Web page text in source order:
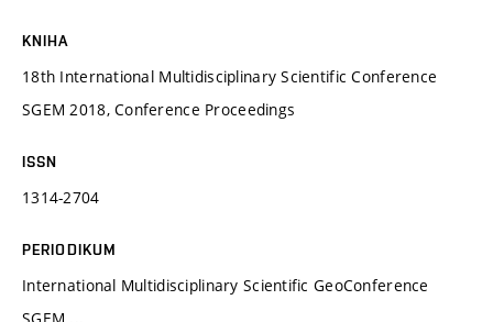
KNIHA
18th International Multidisciplinary Scientific Conference
SGEM 2018, Conference Proceedings
ISSN
1314-2704
PERIODIKUM
International Multidisciplinary Scientific GeoConference
SGEM ...